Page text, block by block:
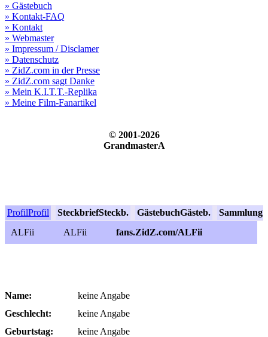
» Gästebuch
» Kontakt-FAQ
» Kontakt
» Webmaster
» Impressum / Disclamer
» Datenschutz
» ZidZ.com in der Presse
» ZidZ.com sagt Danke
» Mein K.I.T.T.-Replika
» Meine Film-Fanartikel
© 2001-2026
GrandmasterA
ProfilProfil SteckbriefSteckb. GästebuchGästeb. Sammlung
ALFii
ALFii fans.ZidZ.com/ALFii
Name:
keine Angabe
Geschlecht:
keine Angabe
Geburtstag:
keine Angabe